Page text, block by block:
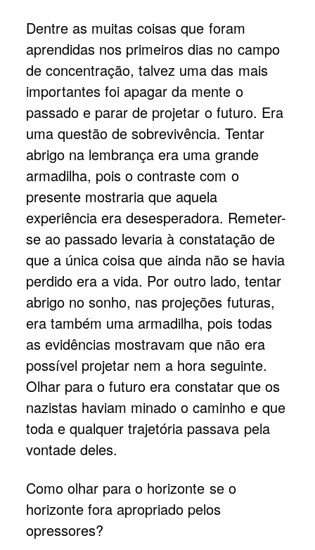
Dentre as muitas coisas que foram
aprendidas nos primeiros dias no campo
de concentração, talvez uma das mais
importantes foi apagar da mente o
passado e parar de projetar o futuro. Era
uma questão de sobrevivência. Tentar
abrigo na lembrança era uma grande
armadilha, pois o contraste com o
presente mostraria que aquela
experiência era desesperadora. Remeter-
se ao passado levaria à constatação de
que a única coisa que ainda não se havia
perdido era a vida. Por outro lado, tentar
abrigo no sonho, nas projeções futuras,
era também uma armadilha, pois todas
as evidências mostravam que não era
possível projetar nem a hora seguinte.
Olhar para o futuro era constatar que os
nazistas haviam minado o caminho e que
toda e qualquer trajetória passava pela
vontade deles.
Como olhar para o horizonte se o
horizonte fora apropriado pelos
opressores?